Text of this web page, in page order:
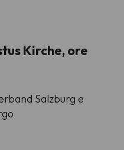
Kirche, ore
Salzburg e